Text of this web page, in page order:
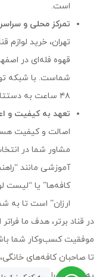
است.
تمرکز محلی و
تهران، خرید لوازم
قهوه فله‌ای در
شماست. با شبکه
۴۸ ساعت به دستتان می‌رسد – از شمال تا جنوب ایران.
تعهد به کیفیت و
اصالت و کیفیت
مشاور شما در
آموزشی مانند
کافه‌ها” یا “لیست
ارزان” است تا به
در قناد برتر، هدف ما
موفقیت کسب‌وکار شما
تا صاحبان کافه‌های